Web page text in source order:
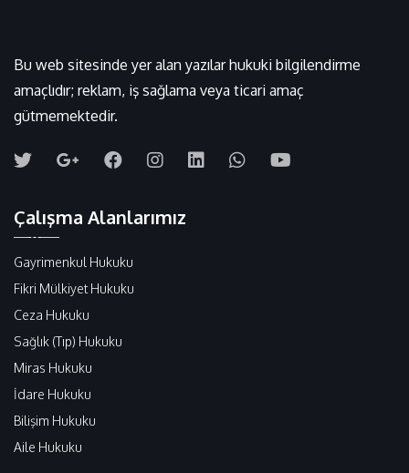
Bu web sitesinde yer alan yazılar hukuki bilgilendirme
amaçlıdır; reklam, iş sağlama veya ticari amaç
gütmemektedir.
Çalışma Alanlarımız
Gayrimenkul Hukuku
Fikri Mülkiyet Hukuku
Ceza Hukuku
Sağlık (Tıp) Hukuku
Miras Hukuku
İdare Hukuku
Bilişim Hukuku
Aile Hukuku